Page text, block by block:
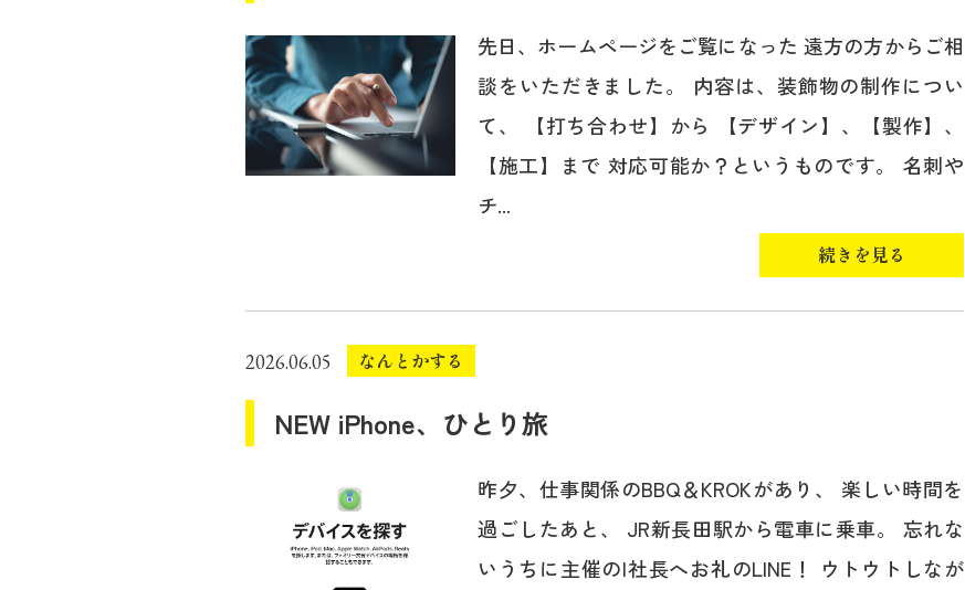
先日、ホームページをご覧になった 遠方の方からご相
談をいただきました。 内容は、装飾物の制作につい
て、 【打ち合わせ】から 【デザイン】、【製作】、
【施工】まで 対応可能か？というものです。 名刺や
チ...
続きを見る
2026.06.05 なんとかする
NEW iPhone、ひとり旅
昨夕、仕事関係のBBQ＆KROKがあり、 楽しい時間を
過ごしたあと、 JR新長田駅から電車に乗車。 忘れな
いうちに主催のI社長へお礼のLINE！ ウトウトしなが